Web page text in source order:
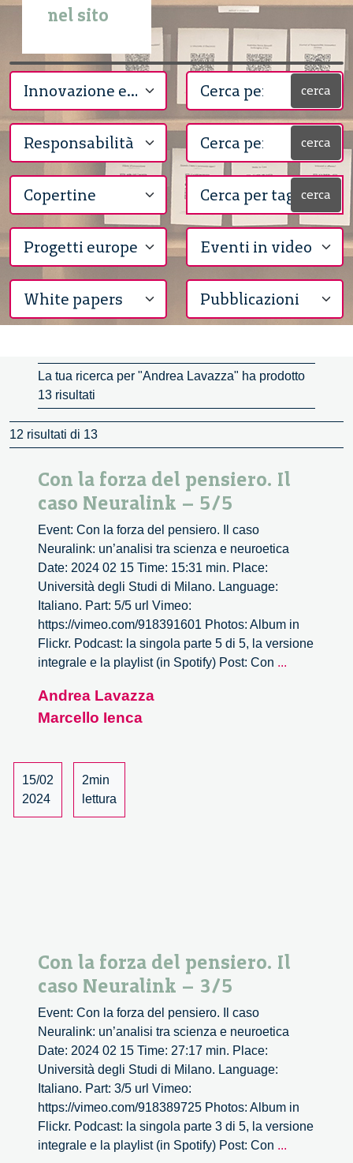
nel sito
cerca
cerca
cerca
La tua ricerca per "Andrea Lavazza" ha prodotto
13 risultati
12 risultati di 13
Con la forza del pensiero. Il
caso Neuralink – 5/5
Event: Con la forza del pensiero. Il caso
Neuralink: un’analisi tra scienza e neuroetica
Date: 2024 02 15 Time: 15:31 min. Place:
Università degli Studi di Milano. Language:
Italiano. Part: 5/5 url Vimeo:
https://vimeo.com/918391601 Photos: Album in
Flickr. Podcast: la singola parte 5 di 5, la versione
integrale e la playlist (in Spotify) Post: Con ...
Andrea Lavazza
Marcello Ienca
15/02
2024
2min
lettura
Con la forza del pensiero. Il
caso Neuralink – 3/5
Event: Con la forza del pensiero. Il caso
Neuralink: un’analisi tra scienza e neuroetica
Date: 2024 02 15 Time: 27:17 min. Place:
Università degli Studi di Milano. Language:
Italiano. Part: 3/5 url Vimeo:
https://vimeo.com/918389725 Photos: Album in
Flickr. Podcast: la singola parte 3 di 5, la versione
integrale e la playlist (in Spotify) Post: Con ...